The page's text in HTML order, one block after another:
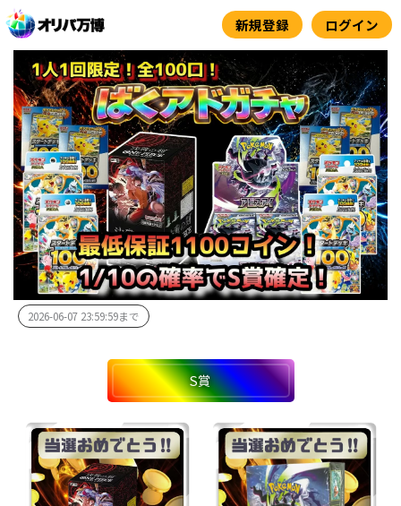
容
新規登録 ログイン
2026-06-07 23:59:59まで
S賞